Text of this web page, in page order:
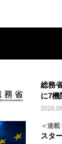
総務
に7機
＜連
スタ